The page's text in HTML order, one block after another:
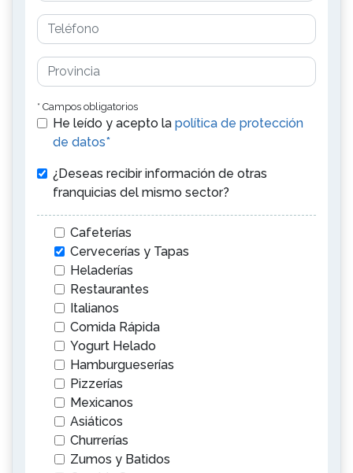
* Campos obligatorios
He leído y acepto la política de protección
de datos*
¿Deseas recibir información de otras
franquicias del mismo sector?
Cafeterías
Cervecerías y Tapas
Heladerías
Restaurantes
Italianos
Comida Rápida
Yogurt Helado
Hamburgueserías
Pizzerías
Mexicanos
Asiáticos
Churrerías
Zumos y Batidos